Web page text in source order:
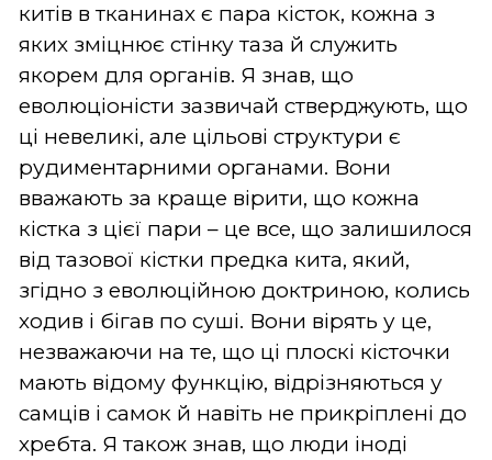
китів в тканинах є пара кісток, кожна з
яких зміцнює стінку таза й служить
якорем для органів. Я знав, що
еволюціоністи зазвичай стверджують, що
ці невеликі, але цільові структури є
рудиментарними органами. Вони
вважають за краще вірити, що кожна
кістка з цієї пари – це все, що залишилося
від тазової кістки предка кита, який,
згідно з еволюційною доктриною, колись
ходив і бігав по суші. Вони вірять у це,
незважаючи на те, що ці плоскі кісточки
мають відому функцію, відрізняються у
самців і самок й навіть не прикріплені до
хребта. Я також знав, що люди іноді